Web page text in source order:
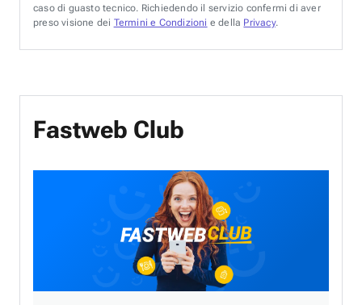
caso di guasto tecnico. Richiedendo il servizio confermi di aver
preso visione dei Termini e Condizioni e della Privacy.
Fastweb Club